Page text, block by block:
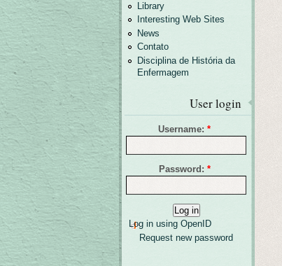
Library
Interesting Web Sites
News
Contato
Disciplina de História da
Enfermagem
User login
Username: *
Password: *
Log in using OpenID
Request new password